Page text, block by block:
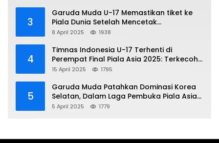
3
Garuda Muda U-17 Memastikan tiket ke
Piala Dunia Setelah Mencetak
Kemenangan Gemilang atas Yaman 4-1 di
8 April 2025 1938
4
Timnas Indonesia U-17 Terhenti di
Perempat Final Piala Asia 2025: Terkecoh
Korea Utara
15 April 2025 1795
5
Garuda Muda Patahkan Dominasi Korea
Selatan, Dalam Laga Pembuka Piala Asia
2025 U-17
5 April 2025 1779